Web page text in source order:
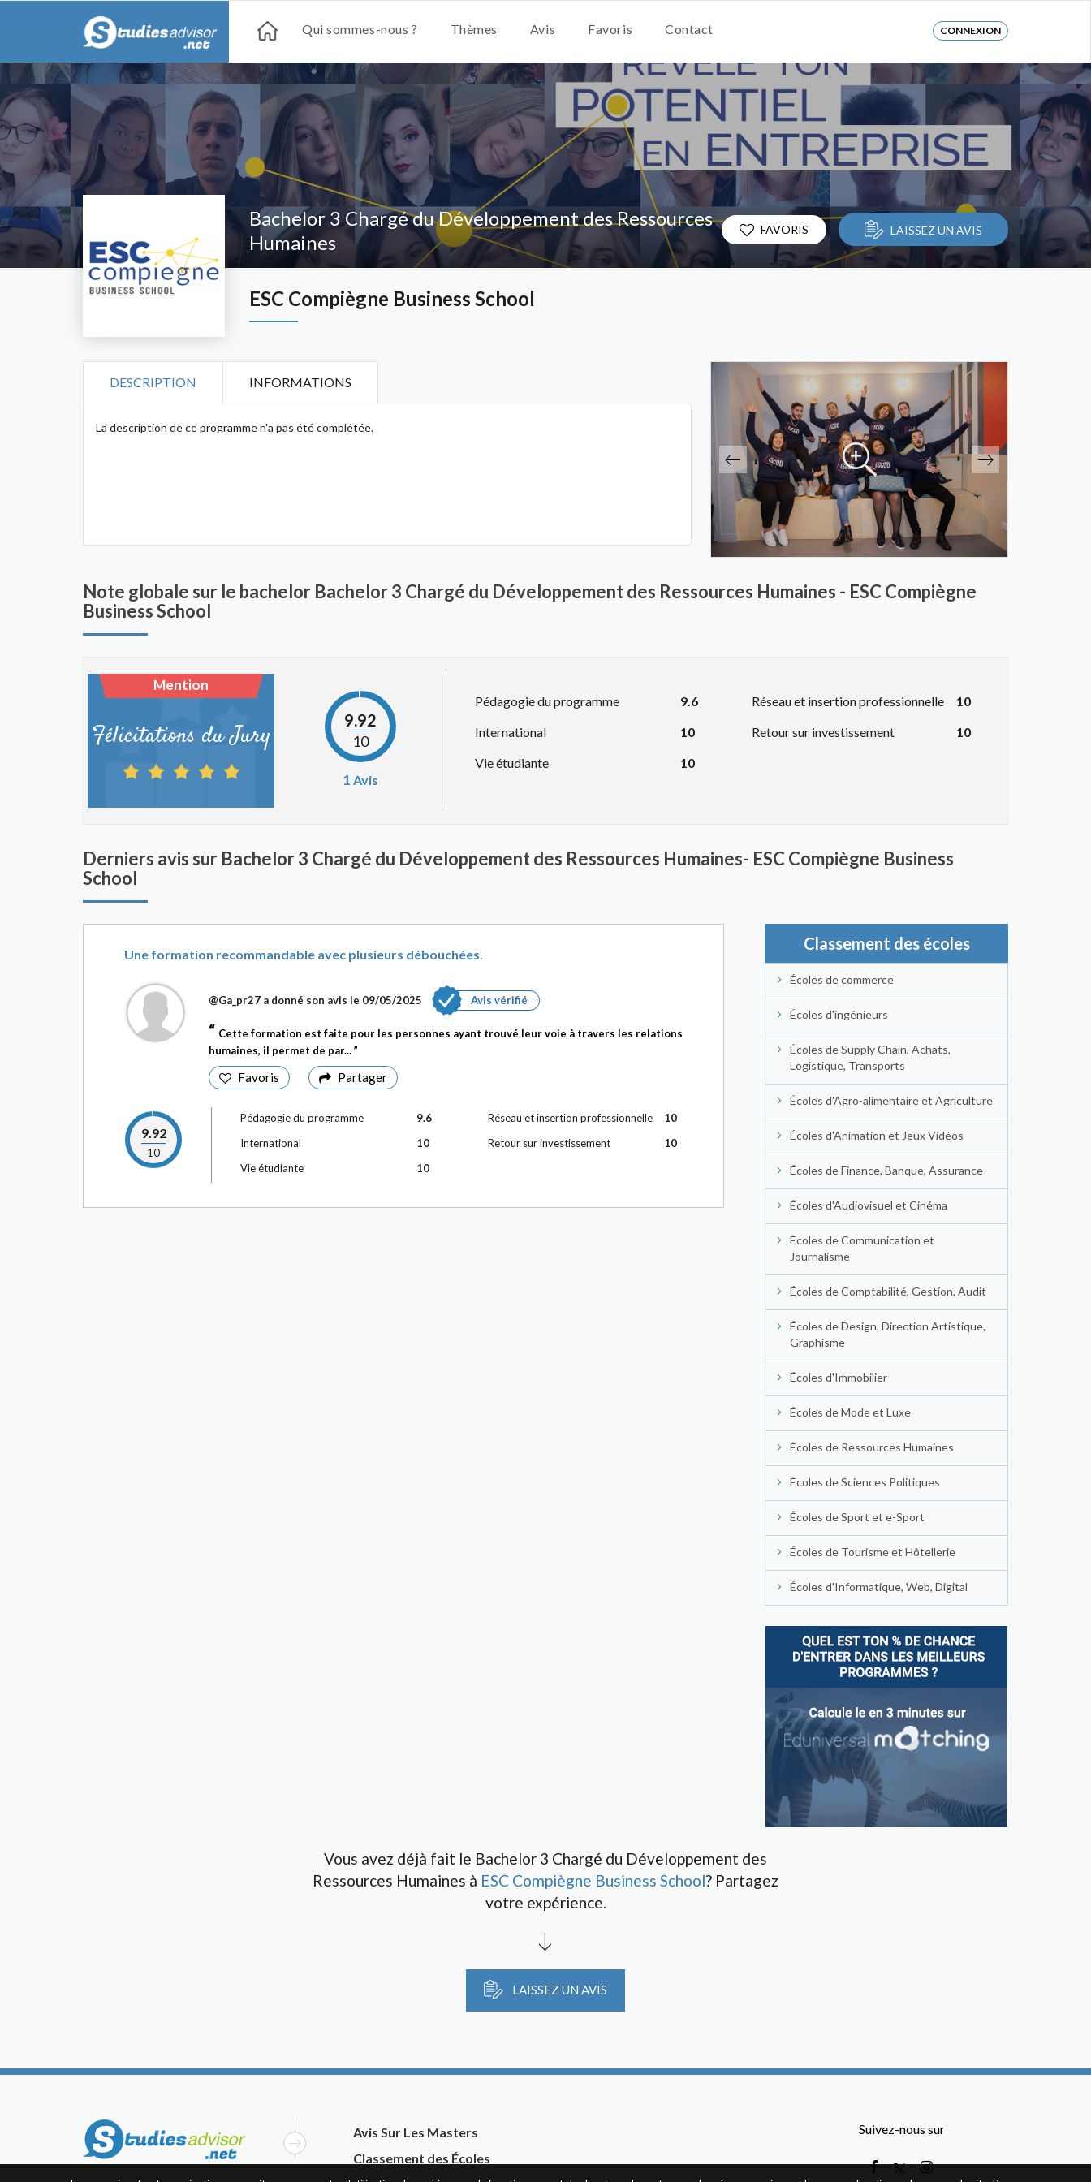
Qui sommes-nous ? Thèmes Avis Favoris Contact CONNEXION
Bachelor 3 Chargé du Développement des Ressources
Humaines
ESC Compiègne Business School
FAVORIS LAISSEZ UN AVIS
DESCRIPTION INFORMATIONS
La description de ce programme n'a pas été complétée.
Note globale sur le bachelor Bachelor 3 Chargé du Développement des Ressources Humaines - ESC Compiègne
Business School
Mention
Félicitations du Jury
9.92
10
1 Avis
Pédagogie du programme
9.6
International
10
Vie étudiante
10
Réseau et insertion professionnelle
10
Retour sur investissement
10
Derniers avis sur Bachelor 3 Chargé du Développement des Ressources Humaines- ESC Compiègne Business
School
Une formation recommandable avec plusieurs débouchées.
@Ga_pr27 a donné son avis le 09/05/2025 Avis vérifié
Cette formation est faite pour les personnes ayant trouvé leur voie à travers les relations
humaines, il permet de par...
Favoris Partager
9.92
10
Pédagogie du programme
9.6
International
10
Vie étudiante
10
Réseau et insertion professionnelle
10
Retour sur investissement
10
Classement des écoles
Écoles de commerce
Écoles d'ingénieurs
Écoles de Supply Chain, Achats,
Logistique, Transports
Écoles d'Agro-alimentaire et Agriculture
Écoles d'Animation et Jeux Vidéos
Écoles de Finance, Banque, Assurance
Écoles d'Audiovisuel et Cinéma
Écoles de Communication et
Journalisme
Écoles de Comptabilité, Gestion, Audit
Écoles de Design, Direction Artistique,
Graphisme
Écoles d'Immobilier
Écoles de Mode et Luxe
Écoles de Ressources Humaines
Écoles de Sciences Politiques
Écoles de Sport et e-Sport
Écoles de Tourisme et Hôtellerie
Écoles d'Informatique, Web, Digital
Vous avez déjà fait le Bachelor 3 Chargé du Développement des
Ressources Humaines à ESC Compiègne Business School? Partagez
votre expérience.
LAISSEZ UN AVIS
Avis Sur Les Masters
Classement des Écoles
Suivez-nous sur